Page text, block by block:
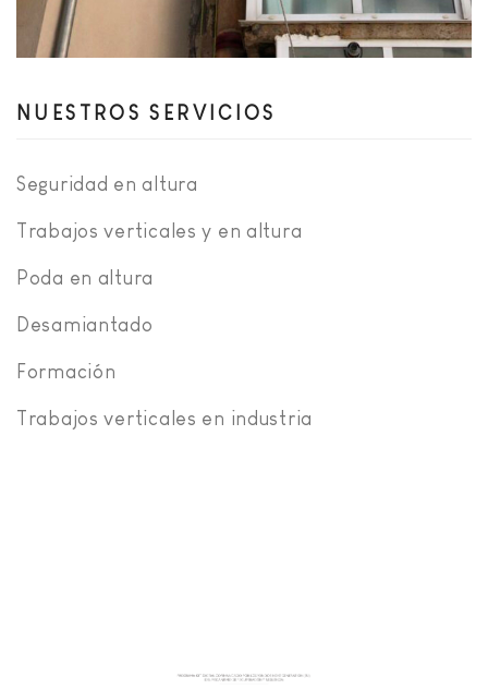
NUESTROS SERVICIOS
Seguridad en altura
Trabajos verticales y en altura
Poda en altura
Desamiantado
Formación
Trabajos verticales en industria